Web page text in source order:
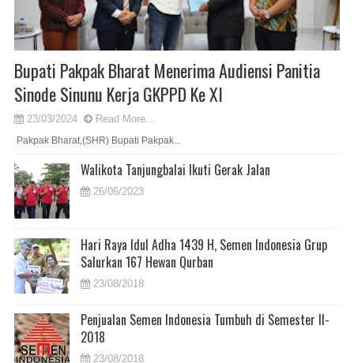
Bupati Pakpak Bharat Menerima Audiensi Panitia
Sinode Sinunu Kerja GKPPD Ke XI
23/03/2024 Read More...
Pakpak Bharat,(SHR) Bupati Pakpak...
Walikota Tanjungbalai Ikuti Gerak Jalan
26/06/2023
Hari Raya Idul Adha 1439 H, Semen Indonesia Grup
Salurkan 167 Hewan Qurban
23/08/2018
Penjualan Semen Indonesia Tumbuh di Semester II-
2018
23/08/2018